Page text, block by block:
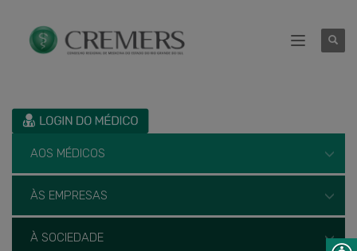
AOS MÉDICOS
ÀS EMPRESAS
À SOCIEDADE